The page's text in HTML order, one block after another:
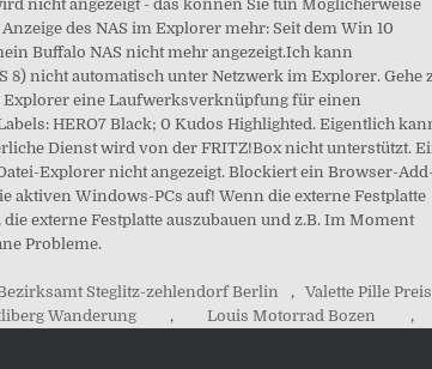
Steglitz-zehlendorf Berlin , Valette Pille Preis
Wanderung , Louis Motorrad Bozen ,